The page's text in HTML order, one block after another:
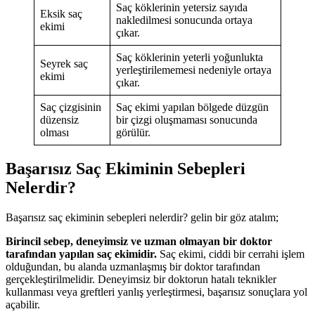
Eksik saç
ekimi
Saç köklerinin yetersiz sayıda
nakledilmesi sonucunda ortaya
çıkar.
Seyrek saç
ekimi
Saç köklerinin yeterli yoğunlukta
yerleştirilememesi nedeniyle ortaya
çıkar.
Saç çizgisinin
düzensiz
olması
Saç ekimi yapılan bölgede düzgün
bir çizgi oluşmaması sonucunda
görülür.
Başarısız Saç Ekiminin Sebepleri
Nelerdir?
Başarısız saç ekiminin sebepleri nelerdir? gelin bir göz atalım;
Birincil sebep, deneyimsiz ve uzman olmayan bir doktor
tarafından yapılan saç ekimidir. Saç ekimi, ciddi bir cerrahi işlem
olduğundan, bu alanda uzmanlaşmış bir doktor tarafından
gerçekleştirilmelidir. Deneyimsiz bir doktorun hatalı teknikler
kullanması veya greftleri yanlış yerleştirmesi, başarısız sonuçlara yol
açabilir.